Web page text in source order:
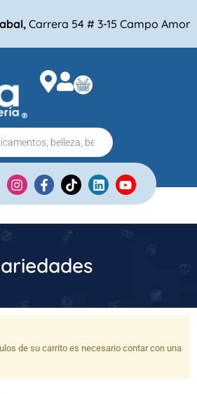
Carrera 54 # 3-15 Campo Amor
de su carrito es necesario contar con una